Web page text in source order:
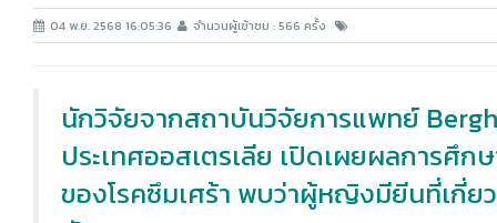
04 พ.ย. 2568 16:05:36 จำนวนผู้เข้าชม : 566 ครั้ง
นักวิจัยจากสถาบันวิจัยการแพทย์
ประเทศออสเตรเลีย เปิดเผยผลการศึ
ของโรคซึมเศร้า พบว่าผู้หญิงมียีนที่เกี่ย